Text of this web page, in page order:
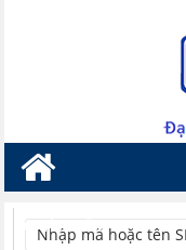
TÌM KIẾM